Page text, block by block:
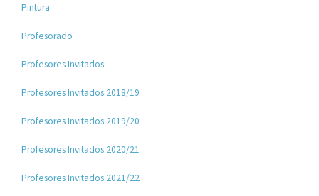
Pintura
Profesorado
Profesores Invitados
Profesores Invitados 2018/19
Profesores Invitados 2019/20
Profesores Invitados 2020/21
Profesores Invitados 2021/22